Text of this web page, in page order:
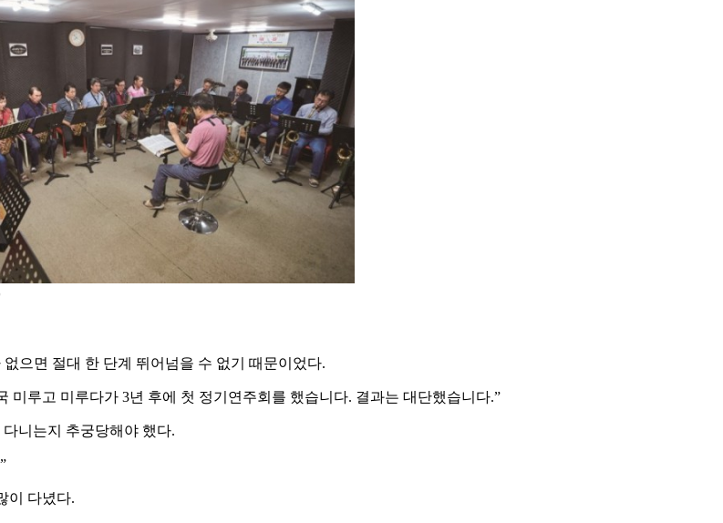
으면 절대 한 단계 뛰어넘을 수 없기 때문이었다.
루고 미루다가 3년 후에 첫 정기연주회를 했습니다. 결과는 대단했습니다.”
니는지 추궁당해야 했다.
이 다녔다.